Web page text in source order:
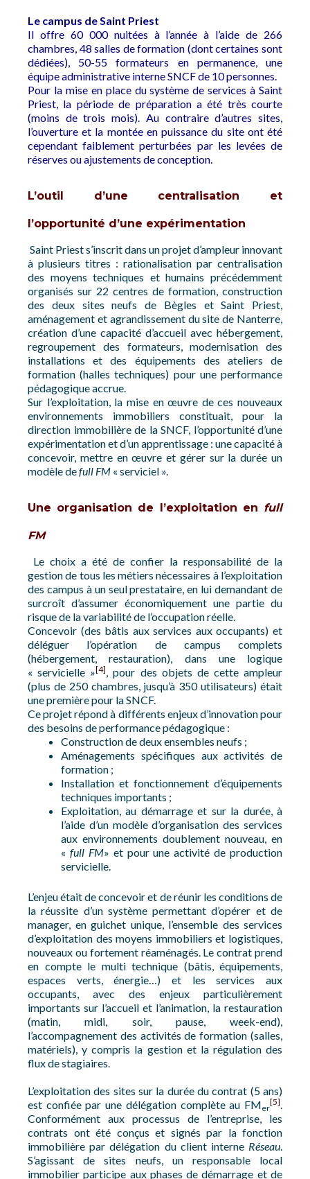
Le campus de Saint Priest
Il offre 60 000 nuitées à l’année à l’aide de 266
chambres, 48 salles de formation (dont certaines sont
dédiées), 50-55 formateurs en permanence, une
équipe administrative interne SNCF de 10 personnes.
Pour la mise en place du système de services à Saint
Priest, la période de préparation a été très courte
(moins de trois mois). Au contraire d’autres sites,
l’ouverture et la montée en puissance du site ont été
cependant faiblement perturbées par les levées de
réserves ou ajustements de conception.
L’outil d’une centralisation et
l’opportunité d’une expérimentation
Saint Priest s’inscrit dans un projet d’ampleur innovant
à plusieurs titres : rationalisation par centralisation
des moyens techniques et humains précédemment
organisés sur 22 centres de formation, construction
des deux sites neufs de Bègles et Saint Priest,
aménagement et agrandissement du site de Nanterre,
création d’une capacité d’accueil avec hébergement,
regroupement des formateurs, modernisation des
installations et des équipements des ateliers de
formation (halles techniques) pour une performance
pédagogique accrue.
Sur l’exploitation, la mise en œuvre de ces nouveaux
environnements immobiliers constituait, pour la
direction immobilière de la SNCF, l’opportunité d’une
expérimentation et d’un apprentissage : une capacité à
concevoir, mettre en œuvre et gérer sur la durée un
modèle defull FM « serviciel ».
Une organisation de l’exploitation en full
FM
Le choix a été de confier la responsabilité de la
gestion de tous les métiers nécessaires à l’exploitation
des campus à un seul prestataire, en lui demandant de
surcroît d’assumer économiquement une partie du
risque de la variabilité de l’occupation réelle.
Concevoir (des bâtis aux services aux occupants) et
déléguer l’opération de campus complets
(hébergement, restauration), dans une logique
« servicielle »[4], pour des objets de cette ampleur
(plus de 250 chambres, jusqu’à 350 utilisateurs) était
une première pour la SNCF.
Ce projet répond à différents enjeux d’innovation pour
des besoins de performance pédagogique :
Construction de deux ensembles neufs ;
Aménagements spécifiques aux activités de
formation ;
Installation et fonctionnement d’équipements
techniques importants ;
Exploitation, au démarrage et sur la durée, à
l’aide d’un modèle d’organisation des services
aux environnements doublement nouveau, en
« full FM» et pour une activité de production
servicielle.
L’enjeu était de concevoir et de réunir les conditions de
la réussite d’un système permettant d’opérer et de
manager, en guichet unique, l’ensemble des services
d’exploitation des moyens immobiliers et logistiques,
nouveaux ou fortement réaménagés. Le contrat prend
en compte le multi technique (bâtis, équipements,
espaces verts, énergie…) et les services aux
occupants, avec des enjeux particulièrement
importants sur l’accueil et l’animation, la restauration
(matin, midi, soir, pause, week-end),
l’accompagnement des activités de formation (salles,
matériels), y compris la gestion et la régulation des
flux de stagiaires.
L’exploitation des sites sur la durée du contrat (5 ans)
est confiée par une délégation complète au FMer
[5].
Conformément aux processus de l’entreprise, les
contrats ont été conçus et signés par la fonction
immobilière par délégation du client interne Réseau.
S’agissant de sites neufs, un responsable local
immobilier participe aux phases de démarrage et de